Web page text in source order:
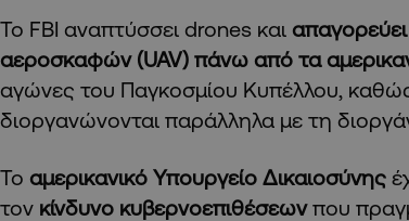
Το FBI αναπτύσσει drones και
αεροσκαφών (UAV) πάνω από τα
αγώνες του Παγκοσμίου Κυπέλλου,
διοργανώνονται παράλληλα με τη
Το αμερικανικό Υπουργείο Δικαιοσύνης
τον κίνδυνο κυβερνοεπιθέσεωνπου